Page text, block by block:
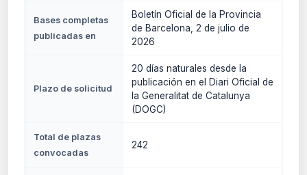
Bases completas
publicadas en
Boletín Oficial de la Provincia
de Barcelona, 2 de julio de
2026
Plazo de solicitud
20 días naturales desde la
publicación en el Diari Oficial de
la Generalitat de Catalunya
(DOGC)
Total de plazas
convocadas
242